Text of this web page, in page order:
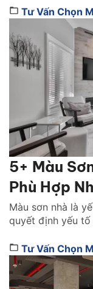
nhiệt huyết. Việc
thoải mái là
[…]
Tư Vấn Chọn
5+ Màu
Phù Hợp
Màu sơn nhà là
quyết định yếu tố
gian tùy theo sắc
màu sơn tốt
Tư Vấn Chọn